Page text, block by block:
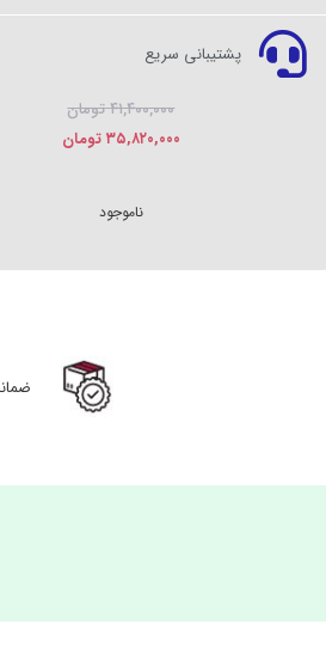
پشتیبانی سریع
۴۱,۴۰۰,۰۰۰تومان
۳۵,۸۲۰,۰۰۰تومان
ناموجود